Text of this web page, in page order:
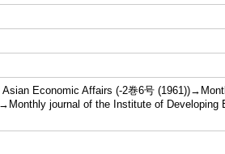
Economic Affairs (-2巻6号
journal of the Institute of Developing